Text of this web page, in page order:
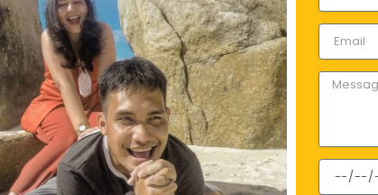
Email
Message
Date
Booking